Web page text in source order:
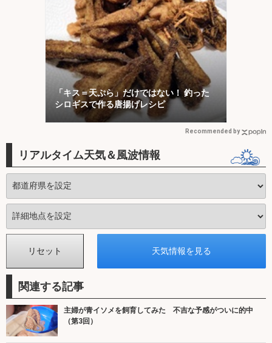
「キス＝天ぷら」だけではない！ 釣った
シロギスで作る唐揚げレシピ
Recommended by
リアルタイム天気＆風波情報
関連する記事
主婦が青イソメを飼育してみた 不吉な予感がついに的中
（第3回）